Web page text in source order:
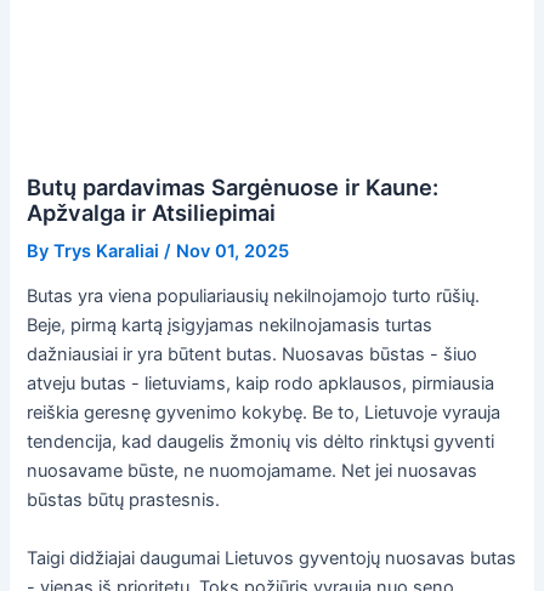
Butų pardavimas Sargėnuose ir Kaune:
Apžvalga ir Atsiliepimai
ByTrys Karaliai / Nov 01, 2025
Butas yra viena populiariausių nekilnojamojo turto rūšių.
Beje, pirmą kartą įsigyjamas nekilnojamasis turtas
dažniausiai ir yra būtent butas. Nuosavas būstas - šiuo
atveju butas - lietuviams, kaip rodo apklausos, pirmiausia
reiškia geresnę gyvenimo kokybę. Be to, Lietuvoje vyrauja
tendencija, kad daugelis žmonių vis dėlto rinktųsi gyventi
nuosavame būste, ne nuomojamame. Net jei nuosavas
būstas būtų prastesnis.
Taigi didžiajai daugumai Lietuvos gyventojų nuosavas butas